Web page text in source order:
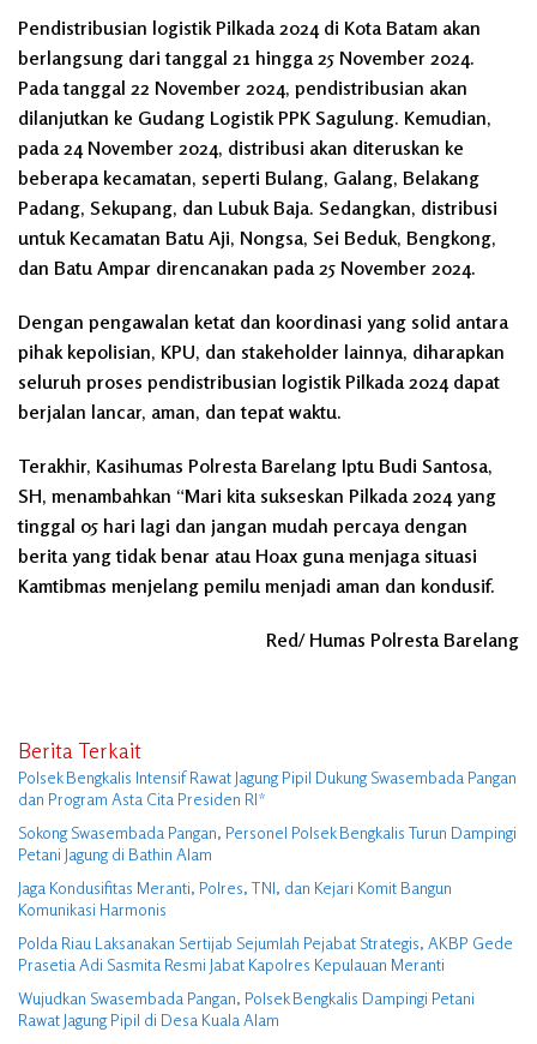
Pendistribusian logistik Pilkada 2024 di Kota Batam akan
berlangsung dari tanggal 21 hingga 25 November 2024.
Pada tanggal 22 November 2024, pendistribusian akan
dilanjutkan ke Gudang Logistik PPK Sagulung. Kemudian,
pada 24 November 2024, distribusi akan diteruskan ke
beberapa kecamatan, seperti Bulang, Galang, Belakang
Padang, Sekupang, dan Lubuk Baja. Sedangkan, distribusi
untuk Kecamatan Batu Aji, Nongsa, Sei Beduk, Bengkong,
dan Batu Ampar direncanakan pada 25 November 2024.
Dengan pengawalan ketat dan koordinasi yang solid antara
pihak kepolisian, KPU, dan stakeholder lainnya, diharapkan
seluruh proses pendistribusian logistik Pilkada 2024 dapat
berjalan lancar, aman, dan tepat waktu.
Terakhir, Kasihumas Polresta Barelang Iptu Budi Santosa,
SH, menambahkan “Mari kita sukseskan Pilkada 2024 yang
tinggal 05 hari lagi dan jangan mudah percaya dengan
berita yang tidak benar atau Hoax guna menjaga situasi
Kamtibmas menjelang pemilu menjadi aman dan kondusif.
Red/ Humas Polresta Barelang
Berita Terkait
Polsek Bengkalis Intensif Rawat Jagung Pipil Dukung Swasembada Pangan
dan Program Asta Cita Presiden RI*
Sokong Swasembada Pangan, Personel Polsek Bengkalis Turun Dampingi
Petani Jagung di Bathin Alam
Jaga Kondusifitas Meranti, Polres, TNI, dan Kejari Komit Bangun
Komunikasi Harmonis
Polda Riau Laksanakan Sertijab Sejumlah Pejabat Strategis, AKBP Gede
Prasetia Adi Sasmita Resmi Jabat Kapolres Kepulauan Meranti
Wujudkan Swasembada Pangan, Polsek Bengkalis Dampingi Petani
Rawat Jagung Pipil di Desa Kuala Alam